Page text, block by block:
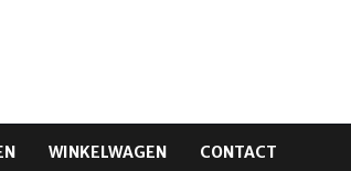
WINKELWAGEN CONTACT